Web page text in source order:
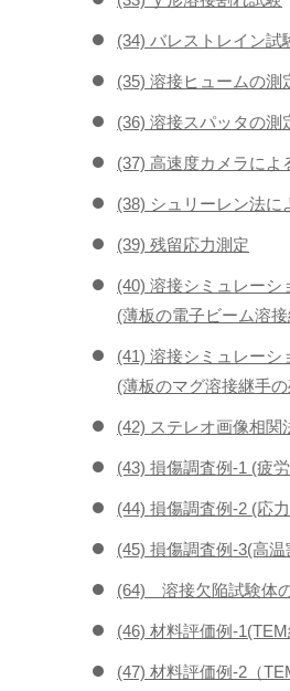
(34) バレストレイン試
(35) 溶接ヒュームの測
(36) 溶接スパッタの測
(37) 高速度カメラによ
(38) シュリーレン法に
(39) 残留応力測定
(40) 溶接シミュレーシ
(薄板の電子ビーム溶
(41) 溶接シミュレーシ
(薄板のマグ溶接継手
(42) ステレオ画像相関
(43) 損傷調査例-1 (疲
(44) 損傷調査例-2 (応
(45) 損傷調査例-3(高温
(64) 溶接欠陥試験体
(46) 材料評価例-
(47) 材料評価例-2（